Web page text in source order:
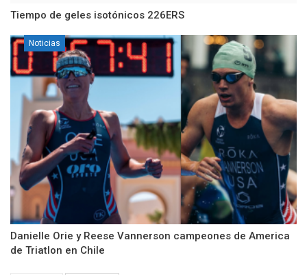
Tiempo de geles isotónicos 226ERS
Noticias
Danielle Orie y Reese Vannerson campeones de America
de Triatlon en Chile